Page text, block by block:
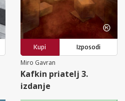
Kupi
Izposodi
Miro Gavran
Kafkin priatelj 3.
izdanje